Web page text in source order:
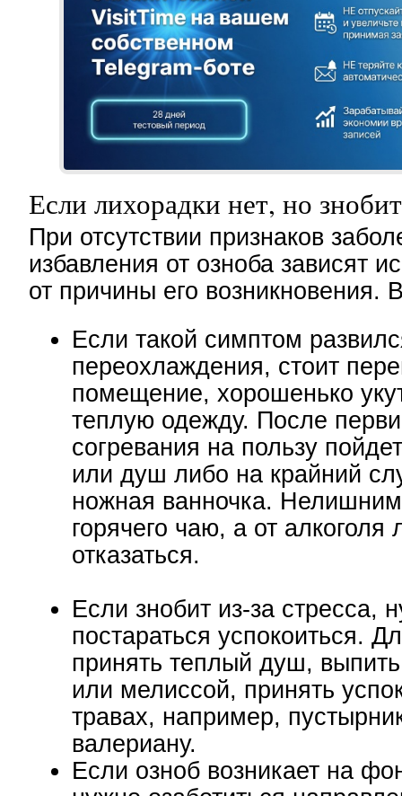
Если лихорадки нет, но
При отсутствии признаков
избавления от озноба зависят
от причины его возникновения.
Если такой симптом
переохлаждения, стоит
помещение, хорошенько
теплую одежду. После
согревания на пользу
или душ либо на крайний
ножная ванночка.
горячего чаю, а от алкоголя
отказаться.
Если знобит из-за стресса,
постараться успокоиться.
принять теплый душ,
или мелиссой, принять
травах, например,
валериану.
Если озноб возникает на